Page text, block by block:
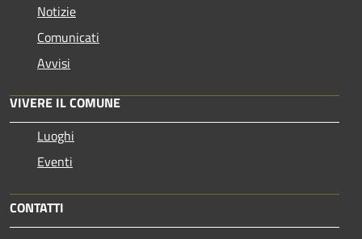
Notizie
Comunicati
Avvisi
VIVERE IL COMUNE
Luoghi
Eventi
CONTATTI